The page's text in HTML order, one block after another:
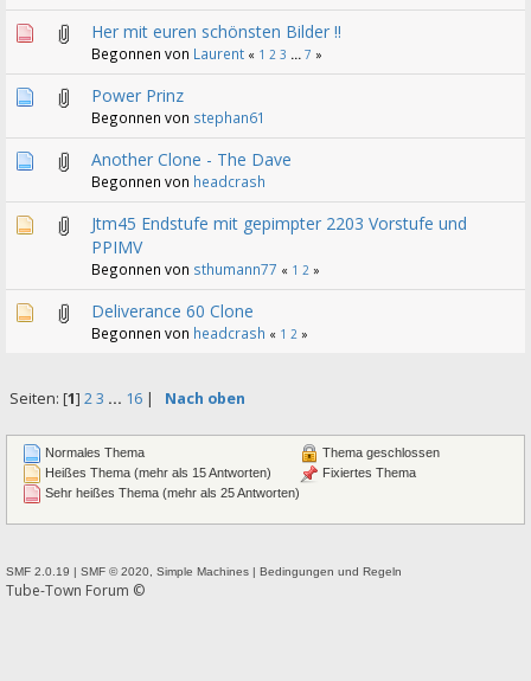
Her mit euren schönsten Bilder !!
Begonnen von Laurent « 1 2 3 ... 7 »
Power Prinz
Begonnen von stephan61
Another Clone - The Dave
Begonnen von headcrash
Jtm45 Endstufe mit gepimpter 2203 Vorstufe und
PPIMV
Begonnen von sthumann77 « 1 2 »
Deliverance 60 Clone
Begonnen von headcrash « 1 2 »
Seiten: [1] 2 3 ... 16| Nach oben
Normales Thema
Heißes Thema (mehr als 15 Antworten)
Sehr heißes Thema (mehr als 25 Antworten)
Thema geschlossen
Fixiertes Thema
SMF 2.0.19 | SMF © 2020 Simple Machines | Bedingungen und Regeln
Tube-Town Forum ©